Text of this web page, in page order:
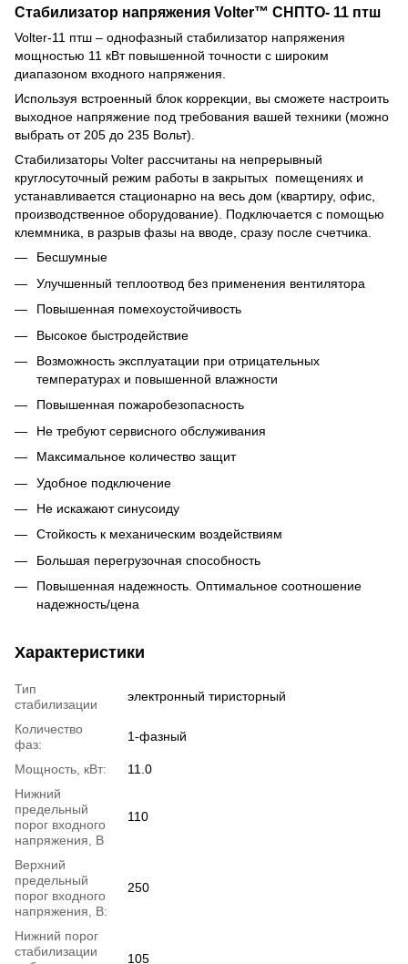
Стабилизатор напряжения Volter™ СНПТО- 11 птш
Volter-11 птш – однофазный стабилизатор напряжения
мощностью 11 кВт повышенной точности с широким
диапазоном входного напряжения.
Используя встроенный блок коррекции, вы сможете настроить
выходное напряжение под требования вашей техники (можно
выбрать от 205 до 235 Вольт).
Стабилизаторы Volter рассчитаны на непрерывный
круглосуточный режим работы в закрытых помещениях и
устанавливается стационарно на весь дом (квартиру, офис,
производственное оборудование). Подключается с помощью
клеммника, в разрыв фазы на вводе, сразу после счетчика.
Бесшумные
Улучшенный теплоотвод без применения вентилятора
Повышенная помехоустойчивость
Высокое быстродействие
Возможность эксплуатации при отрицательных
температурах и повышенной влажности
Повышенная пожаробезопасность
Не требуют сервисного обслуживания
Максимальное количество защит
Удобное подключение
Не искажают синусоиду
Стойкость к механическим воздействиям
Большая перегрузочная способность
Повышенная надежность. Оптимальное соотношение
надежность/цена
Характеристики
Тип
стабилизации
электронный тиристорный
Количество
фаз:
1-фазный
Мощность, кВт:
11.0
Нижний
предельный
порог входного
напряжения, В
110
Верхний
предельный
порог входного
напряжения, В:
250
Нижний порог
стабилизации
105